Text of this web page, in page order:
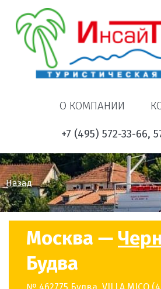
О КОМПАНИИ
+7 (495) 572-33-66,
Назад
Москва —
Будва